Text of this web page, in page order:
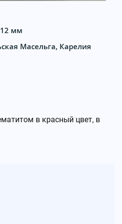
мм
Масельга, Карелия
в красный цвет, в